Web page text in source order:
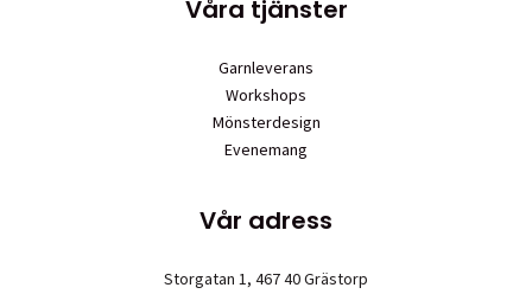
Våra tjänster
Garnleverans
Workshops
Mönsterdesign
Evenemang
Vår adress
Storgatan 1, 467 40 Grästorp